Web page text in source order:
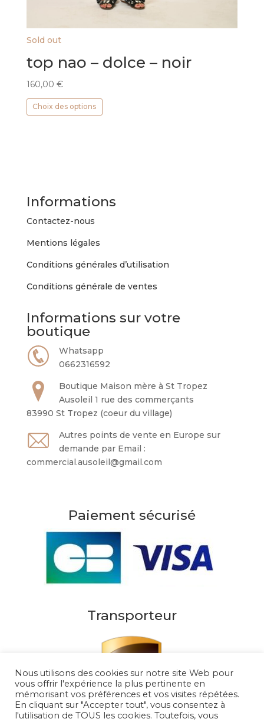
Sold out
top nao – dolce – noir
160,00 €
Choix des options
Ce
être
page
produit
Informations
Contactez-nous
Mentions légales
Conditions générales d’utilisation
Conditions générale de ventes
Informations sur votre
boutique
Whatsapp
0662316592
Boutique Maison mère à St Tropez
Ausoleil 1 rue des commerçants
83990 St Tropez (coeur du village)
Autres points de vente en Europe sur
demande par Email :
commercial.ausoleil@gmail.com
Paiement sécurisé
Transporteur
Nous utilisons des cookies sur notre site Web pour
vous offrir l'expérience la plus pertinente en
mémorisant vos préférences et vos visites répétées.
En cliquant sur "Accepter tout", vous consentez à
l'utilisation de TOUS les cookies. Toutefois, vous